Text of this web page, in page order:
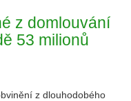
z domlouvání
53 milionů
z dlouhodobého